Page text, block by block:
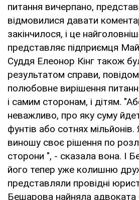
питання вичерпано,
відмовилися давати
закінчилося, і це
представляє підприємця
Суддя Елеонор Кінг також
результатом справи,
полюбовне вирішення
і самим сторонам, і дітям.
неважливо, про яку суму
фунтів або сотнях
виношу своє рішення по
сторони ", - сказала вона. І
його тепер уже колишню
представляли провідні
Бешарова найняла адвоката